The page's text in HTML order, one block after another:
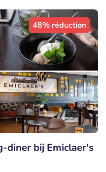
48% réduction
diner bij Emiclaer's